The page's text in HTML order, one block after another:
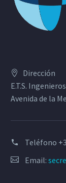
Dirección
E.T.S.
Avenida de la
Teléfono
Email: